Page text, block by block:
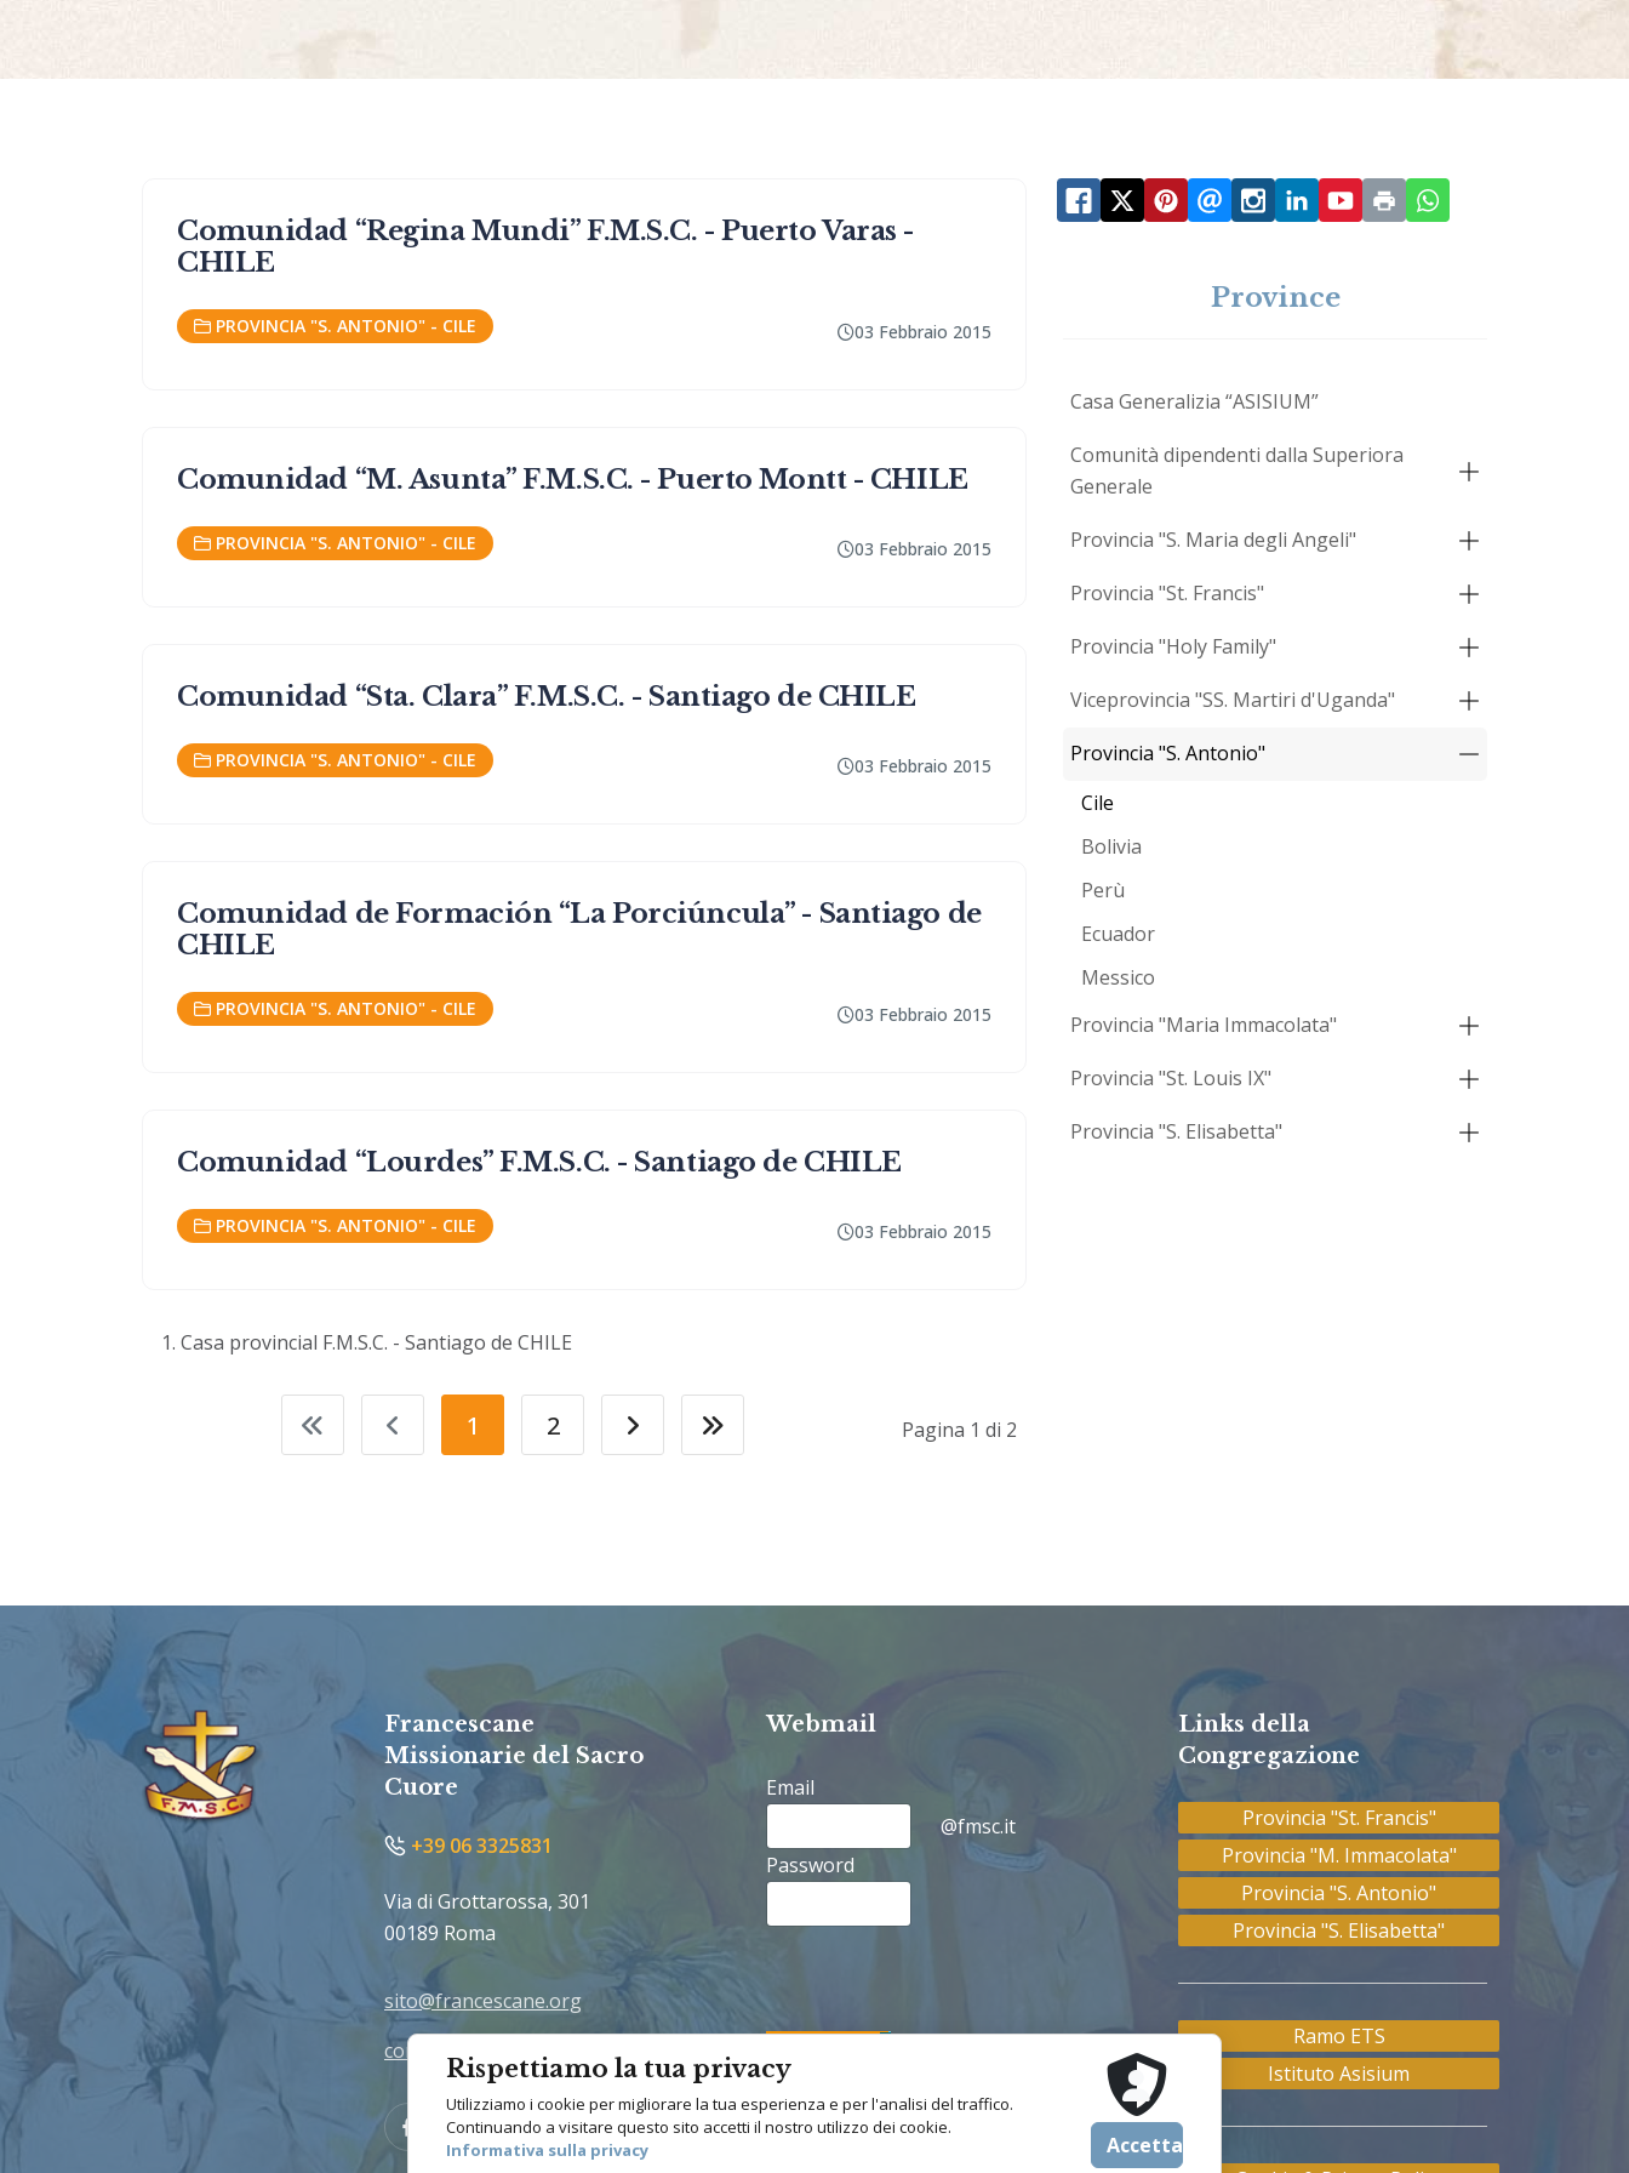
Rispettiamo la tua privacy
Utilizziamo i cookie per migliorare la tua esperienza e per l'analisi del traffico.
Continuando a visitare questo sito accetti il nostro utilizzo dei cookie.
Informativa sulla privacy
Accetta
Comunidad “Regina Mundi” F.M.S.C. - Puerto Varas -
CHILE
PROVINCIA "S. ANTONIO" - CILE 03 Febbraio 2015
Comunidad “M. Asunta” F.M.S.C. - Puerto Montt - CHILE
PROVINCIA "S. ANTONIO" - CILE 03 Febbraio 2015
Comunidad “Sta. Clara” F.M.S.C. - Santiago de CHILE
PROVINCIA "S. ANTONIO" - CILE 03 Febbraio 2015
Comunidad de Formación “La Porciúncula” - Santiago de
CHILE
PROVINCIA "S. ANTONIO" - CILE 03 Febbraio 2015
Comunidad “Lourdes” F.M.S.C. - Santiago de CHILE
PROVINCIA "S. ANTONIO" - CILE 03 Febbraio 2015
Casa provincial F.M.S.C. - Santiago de CHILE
Pagina 1 di 2
1 2
Province
Casa Generalizia “ASISIUM”
Comunità dipendenti dalla Superiora
Generale
Provincia "S. Maria degli Angeli"
Provincia "St. Francis"
Provincia "Holy Family"
Viceprovincia "SS. Martiri d'Uganda"
Provincia "S. Antonio"
Cile
Bolivia
Perù
Ecuador
Messico
Provincia "Maria Immacolata"
Provincia "St. Louis IX"
Provincia "S. Elisabetta"
Francescane
Missionarie del Sacro
Cuore
+39 06 3325831
Via di Grottarossa, 301
00189 Roma
sito@francescane.org
comunicazione@francescane.org
FacebookVimeoYoutube
Webmail
Email
@fmsc.it
Password
Links della
Congregazione
Provincia "St. Francis"
Provincia "M. Immacolata"
Provincia "S. Antonio"
Provincia "S. Elisabetta"
Ramo ETS
Istituto Asisium